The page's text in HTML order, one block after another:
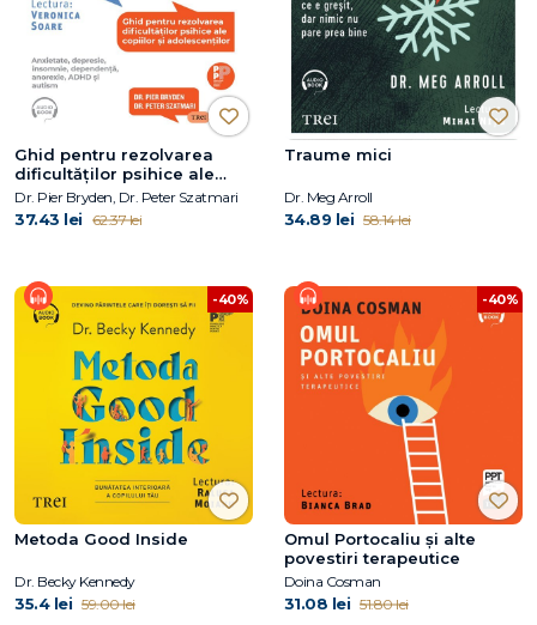
Ghid pentru rezolvarea
dificultăților psihice ale
copiilor și adolescenților
Dr. Pier Bryden, Dr. Peter Szatmari
37.43 lei 62.37 lei
Traume mici
Dr. Meg Arroll
34.89 lei 58.14 lei
-40%
Metoda Good Inside
Dr. Becky Kennedy
35.4 lei 59.00 lei
-40%
Omul Portocaliu și alte
povestiri terapeutice
Doina Cosman
31.08 lei 51.80 lei